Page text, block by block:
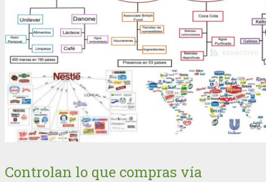
Controlan lo que compras vía